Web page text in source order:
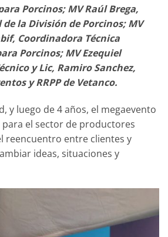
Porcinos; MV Raúl Brega,
la División de Porcinos; MV
Coordinadora Técnica
Porcinos; MV Ezequiel
y Lic, Ramiro Sanchez,
y RRPP de Vetanco.
y luego de 4 años, el megaevento
el sector de productores
reencuentro entre clientes y
ideas, situaciones y